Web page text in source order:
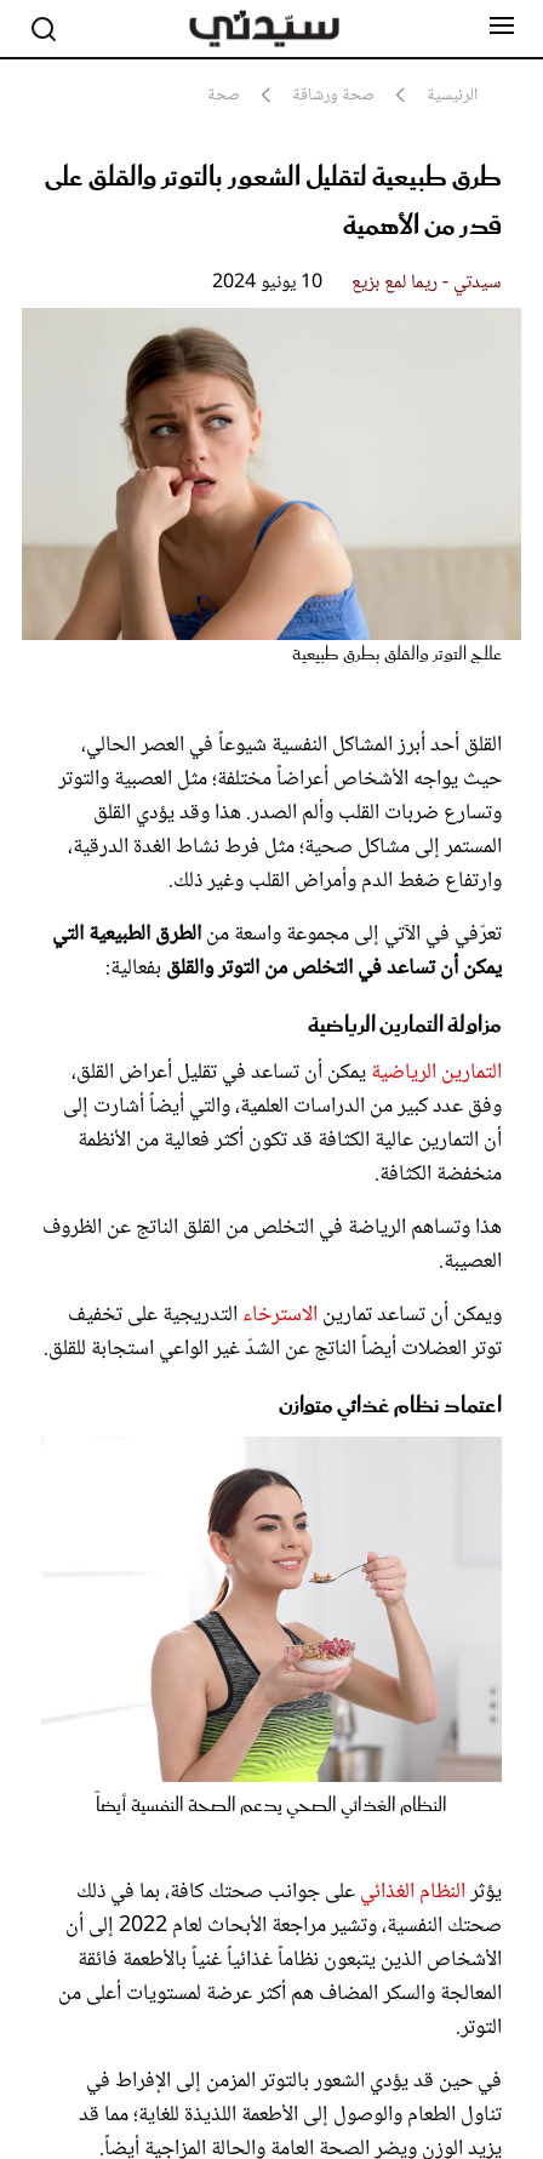
الرئيسية صحة ورشاقة صحة
طرق طبيعية لتقليل الشعور بالتوتر والقلق على
قدر من الأهمية
سيدتي - ريما لمع بزيع 10 يونيو 2024
علاج التوتر والقلق بطرق طبيعية
القلق أحد أبرز المشاكل النفسية شيوعاً في العصر الحالي،
حيث يواجه الأشخاص أعراضاً مختلفة؛ مثل العصبية والتوتر
وتسارع ضربات القلب وألم الصدر. هذا وقد يؤدي القلق
المستمر إلى مشاكل صحية؛ مثل فرط نشاط الغدة الدرقية،
وارتفاع ضغط الدم وأمراض القلب وغير ذلك.
تعرّفي في الآتي إلى مجموعة واسعة منالطرق الطبيعية التي
يمكن أن تساعد في التخلص من التوتر والقلق بفعالية:
مزاولة التمارين الرياضية
التمارين الرياضيةيمكن أن تساعد في تقليل أعراض القلق،
وفق عدد كبير من الدراسات العلمية، والتي أيضاً أشارت إلى
أن التمارين عالية الكثافة قد تكون أكثر فعالية من الأنظمة
منخفضة الكثافة.
هذا وتساهم الرياضة في التخلص من القلق الناتج عن الظروف
العصيبة.
ويمكن أن تساعد تمارين الاسترخاء التدريجية على تخفيف
توتر العضلات أيضاً الناتج عن الشدّ غير الواعي استجابة للقلق.
اعتماد نظام غذائي متوازن
النظام الغذائي الصحي يدعم الصحة النفسية أيضاً
يؤثرالنظام الغذائيعلى جوانب صحتك كافة، بما في ذلك
صحتك النفسية، وتشير مراجعة الأبحاث لعام 2022 إلى أن
الأشخاص الذين يتبعون نظاماً غذائياً غنياً بالأطعمة فائقة
المعالجة والسكر المضاف هم أكثر عرضة لمستويات أعلى من
التوتر.
في حين قد يؤدي الشعور بالتوتر المزمن إلى الإفراط في
تناول الطعام والوصول إلى الأطعمة اللذيذة للغاية؛ مما قد
يزيد الوزن ويضر الصحة العامة والحالة المزاجية أيضاً.
مشاهير
جمال
سيدتي وطفلك
لايف ستايل
عروس سيدتي
غلاف رفمي